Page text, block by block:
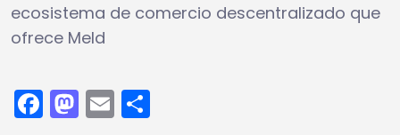
ecosistema de comercio descentralizado que
ofrece Meld
Facebook
Mastodon
Email